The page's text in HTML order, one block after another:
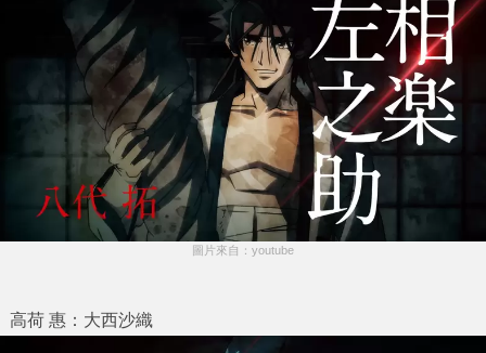
圖片來自：youtube
高荷 惠：大西沙織